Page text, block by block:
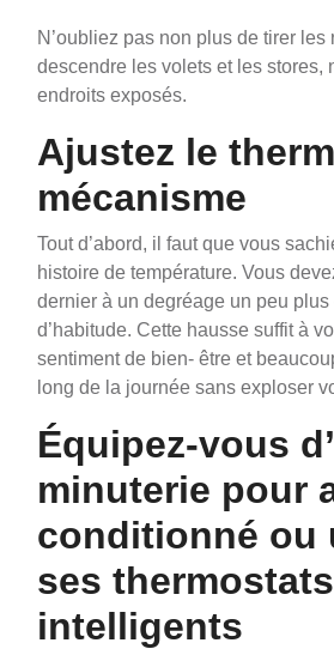
N’oubliez pas non plus de tirer les
descendre les volets et les stores,
endroits exposés.
Ajustez le
mécanisme
Tout d’abord, il faut que vous
histoire de température. Vous
dernier à un degréage un peu
d’habitude. Cette hausse suffit à
sentiment de bien- être et
long de la journée sans exploser
Équipez-vous
minuterie pour
conditionné ou
ses thermostats
intelligents